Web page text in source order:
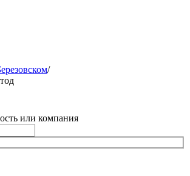
/
или компания